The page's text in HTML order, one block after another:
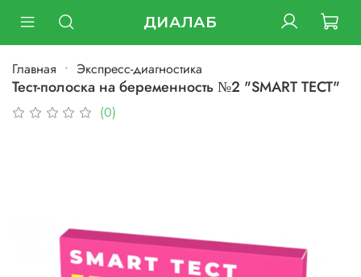
ДИАЛАБ
Главная Экспресс-диагностика
Тест-полоска на беременность №2 "SMART ТЕСТ"
(0)